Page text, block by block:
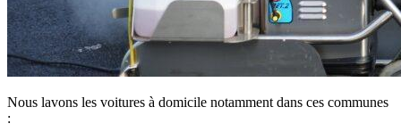
Nous lavons les voitures à domicile notamment dans ces communes
: